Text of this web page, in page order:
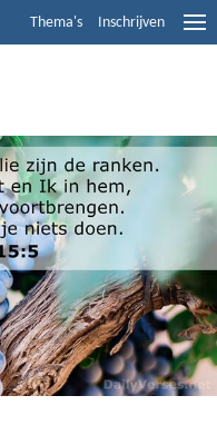
Thema's Inschrijven